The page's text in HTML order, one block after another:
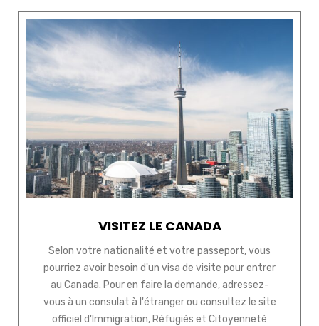
VISITEZ LE CANADA
Selon votre nationalité et votre passeport, vous
pourriez avoir besoin d'un visa de visite pour entrer
au Canada. Pour en faire la demande, adressez-
vous à un consulat à l'étranger ou consultez le site
officiel d'Immigration, Réfugiés et Citoyenneté